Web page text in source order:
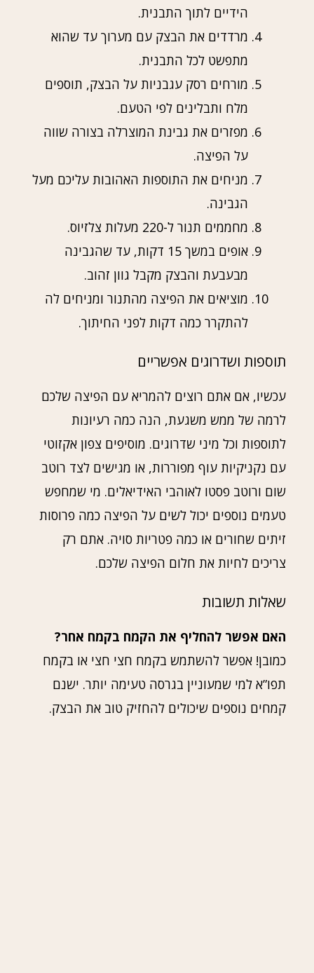
הידיים לתוך התבנית.
מרדדים את הבצק עם מערוך עד שהוא
מתפשט לכל התבנית.
מורחים רסק עגבניות על הבצק, תוספים
מלח ותבלינים לפי הטעם.
מפזרים את גבינת המוצרלה בצורה שווה
על הפיצה.
מניחים את התוספות האהובות עליכם מעל
הגבינה.
מחממים תנור ל-220 מעלות צלזיוס.
אופים במשך 15 דקות, עד שהגבינה
מבעבעת והבצק מקבל גוון זהוב.
מוציאים את הפיצה מהתנור ומניחים לה
להתקרר כמה דקות לפני החיתוך.
תוספות ושדרוגים אפשריים
עכשיו, אם אתם רוצים להמריא עם הפיצה שלכם
לרמה של ממש משגעת, הנה כמה רעיונות
לתוספות וכל מיני שדרוגים. מוסיפים צפון אקזוטי
עם נקניקיות עוף מפוררות, או מגישים לצד רוטב
שום ורוטב פסטו לאוהבי האידיאלים. מי שמחפש
טעמים נוספים יכול לשים על הפיצה כמה פרוסות
זיתים שחורים או כמה פטריות סויה. אתם רק
צריכים לחיות את חלום הפיצה שלכם.
שאלות תשובות
האם אפשר להחליף את הקמח בקמח אחר?
כמובן! אפשר להשתמש בקמח חצי חצי או בקמח
תפו”א למי שמעוניין בגרסה טעימה יותר. ישנם
קמחים נוספים שיכולים להחזיק טוב את הבצק.